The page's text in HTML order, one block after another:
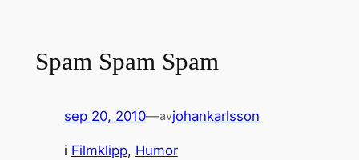
Spam Spam Spam
sep 20, 2010—avjohankarlsson
i Filmklipp, Humor